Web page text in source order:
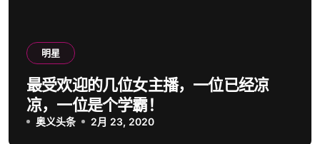
明星
最受欢迎的几位女主播，一位已经凉
凉，一位是个学霸！
奥义头条 2月 23, 2020